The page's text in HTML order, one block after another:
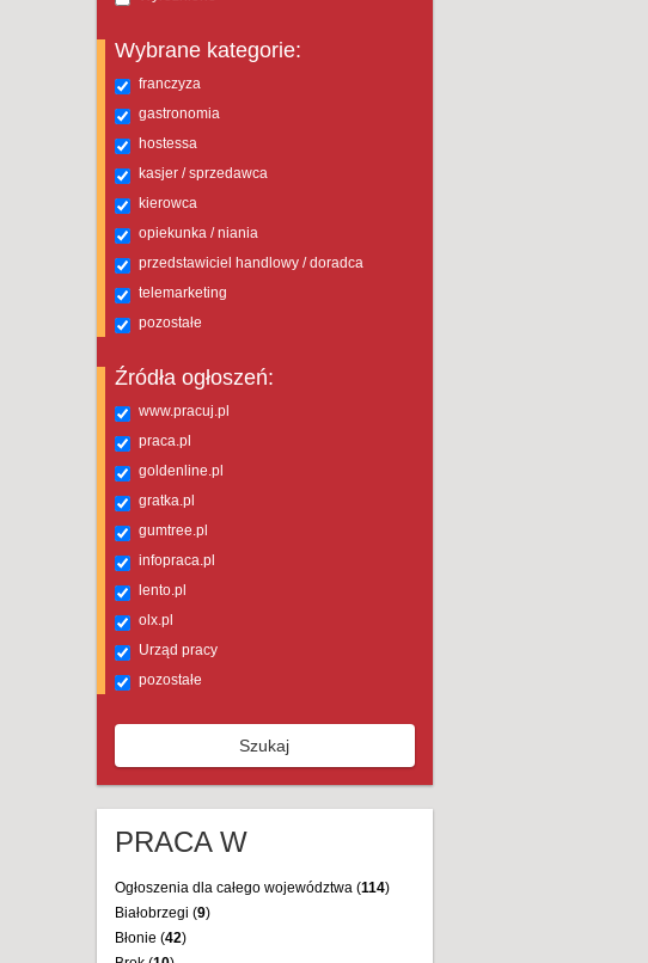
Wybrane kategorie:
franczyza
gastronomia
hostessa
kasjer / sprzedawca
kierowca
opiekunka / niania
przedstawiciel handlowy / doradca
telemarketing
pozostałe
Źródła ogłoszeń:
www.pracuj.pl
praca.pl
goldenline.pl
gratka.pl
gumtree.pl
infopraca.pl
lento.pl
olx.pl
Urząd pracy
pozostałe
Szukaj
PRACA W
Ogłoszenia dla całego województwa (114)
Białobrzegi (9)
Błonie (42)